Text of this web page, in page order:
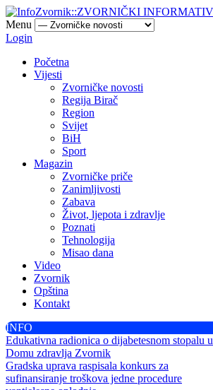
Menu
Login
Početna
Vijesti
Zvorničke novosti
Regija Birač
Region
Svijet
BiH
Sport
Magazin
Zvorničke priče
Zanimljivosti
Zabava
Život, ljepota i zdravlje
Poznati
Tehnologija
Misao dana
Video
Zvornik
Opština
Kontakt
INFO
Edukativna radionica o dijabetesnom stopalu u
Domu zdravlja Zvornik
Gradska uprava raspisala konkurs za
sufinansiranje troškova jedne procedure